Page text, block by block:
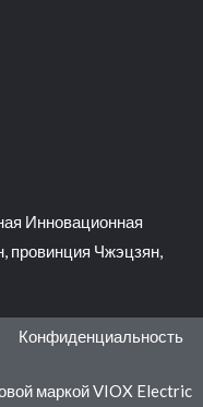
Инновационная
провинция Чжэцзян,
Конфиденциальность
маркой VIOX Electric